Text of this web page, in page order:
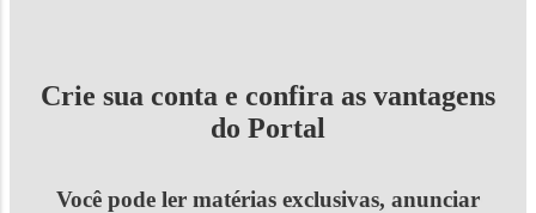
Crie sua conta e confira as vantagens
do Portal
Você pode ler matérias exclusivas, anunciar